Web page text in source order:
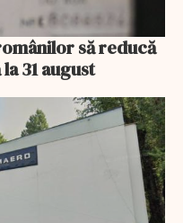
să reducă
31 august